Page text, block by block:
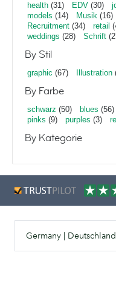
health (31) EDV (30)
models (14) Musik (16)
Recruitment (34) retail
weddings (28) Schrift
By Stil
graphic (67) Illustration
By Farbe
schwarz (50) blues (56)
pinks (9) purples (3)
By Kategorie
Germany | Deutschland